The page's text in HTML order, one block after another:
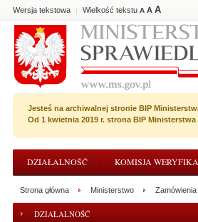
Wersja tekstowa | Wielkość tekstu A A A
Jesteś na archiwalnej stronie BIP
Od 1 kwietnia 2019 r. strona BIP
DZIAŁALNOŚĆ KOMISJA
DZIAŁALNOŚĆ
Strona główna Ministerstwo